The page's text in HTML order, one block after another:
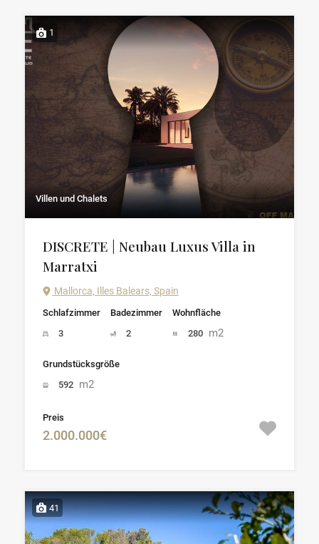
1
Villen und Chalets
DISCRETE | Neubau Luxus Villa in
Marratxi
Mallorca, Illes Balears, Spain
Schlafzimmer
3
Badezimmer
2
Wohnfläche
280 m2
Grundstücksgröße
592 m2
Preis
2.000.000€
41